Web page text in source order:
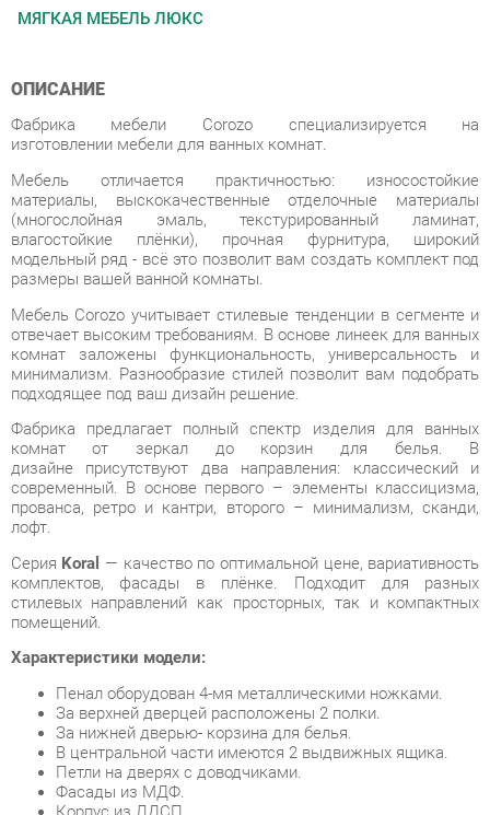
ОПИСАНИЕ
материалы, выскокачественные отделочные материалы
(многослойная эмаль, текстурированный ламинат,
модельный ряд - всё это позволит вам создать комплект под
размеры вашей ванной комнаты.
Мебель Corozo учитывает стилевые тенденции в сегменте и
отвечает высоким требованиям. В основе линеек для ванных
комнат заложены функциональность, универсальность и
минимализм. Разнообразие стилей позволит вам подобрать
подходящее под ваш дизайн решение.
Фабрика предлагает полный спектр изделия для ванных
комнат от зеркал до корзин для белья. В
дизайне присутствуют два направления: классический и
современный. В основе первого – элементы классицизма,
прованса, ретро и кантри, второго – минимализм, сканди,
лофт.
СерияKoral— качество по оптимальной цене, вариативность
комплектов, фасады в плёнке. Подходит для разных
стилевых направлений как просторных, так и компактных
помещений.
Характеристики модели:
Пенал оборудован 4-мя металлическими ножками.
За верхней дверцей расположены 2 полки.
В центральной части имеются 2 выдвижных ящика.
Фасады из МДФ.
Корпус из ЛДСП.
Условия покупки
Благодаря качественным фото, исчерпывающей информации
о характеристиках и параметрах, а также отзывам